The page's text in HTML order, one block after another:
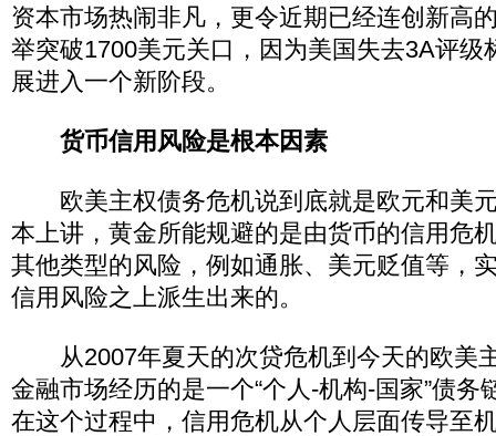
资本市场热闹非凡，更令近期已经连创新高
举突破1700美元关口，因为美国失去3A评级
展进入一个新阶段。
货币信用风险是根本因素
欧美主权债务危机说到底就是欧元和美
本上讲，黄金所能规避的是由货币的信用危
其他类型的风险，例如通胀、美元贬值等，
信用风险之上派生出来的。
从2007年夏天的次贷危机到今天的欧美
金融市场经历的是一个“个人-机构-国家”债务
在这个过程中，信用危机从个人层面传导至